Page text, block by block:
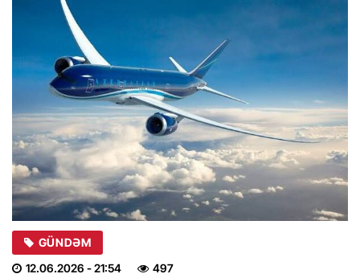
GÜNDƏM
12.06.2026 - 21:54 497